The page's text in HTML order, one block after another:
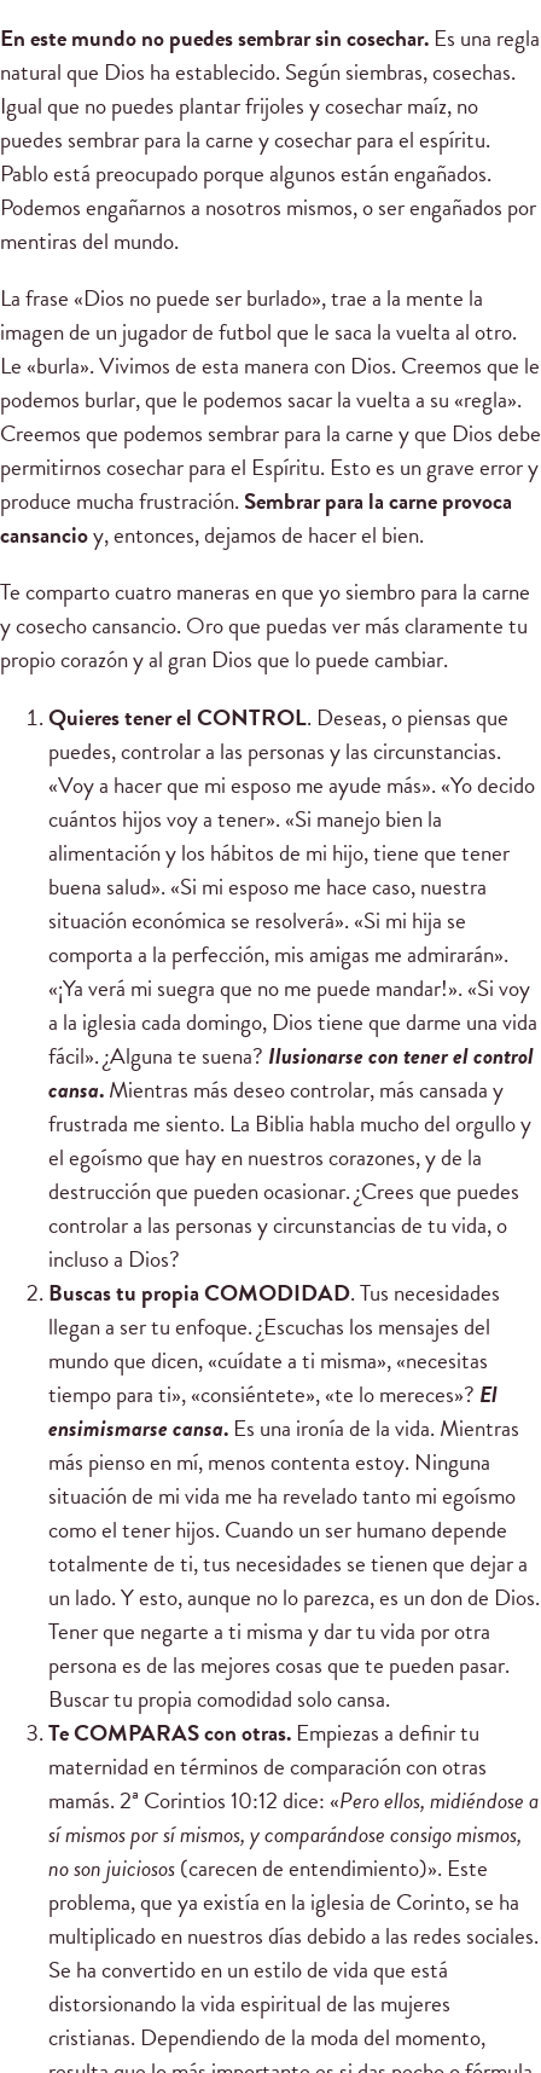
En este mundo no puedes sembrar sin cosechar. Es una regla
natural que Dios ha establecido. Según siembras, cosechas.
Igual que no puedes plantar frijoles y cosechar maíz, no
puedes sembrar para la carne y cosechar para el espíritu.
Pablo está preocupado porque algunos están engañados.
Podemos engañarnos a nosotros mismos, o ser engañados por
mentiras del mundo.
La frase «Dios no puede ser burlado», trae a la mente la
imagen de un jugador de futbol que le saca la vuelta al otro.
Le «burla». Vivimos de esta manera con Dios. Creemos que le
podemos burlar, que le podemos sacar la vuelta a su «regla».
Creemos que podemos sembrar para la carne y que Dios debe
permitirnos cosechar para el Espíritu. Esto es un grave error y
produce mucha frustración. Sembrar para la carne provoca
cansancioy, entonces, dejamos de hacer el bien.
Te comparto cuatro maneras en que yo siembro para la carne
y cosecho cansancio. Oro que puedas ver más claramente tu
propio corazón y al gran Dios que lo puede cambiar.
Quieres tener el CONTROL. Deseas, o piensas que
puedes, controlar a las personas y las circunstancias.
«Voy a hacer que mi esposo me ayude más». «Yo decido
cuántos hijos voy a tener». «Si manejo bien la
alimentación y los hábitos de mi hijo, tiene que tener
buena salud». «Si mi esposo me hace caso, nuestra
situación económica se resolverá». «Si mi hija se
comporta a la perfección, mis amigas me admirarán».
«¡Ya verá mi suegra que no me puede mandar!». «Si voy
a la iglesia cada domingo, Dios tiene que darme una vida
fácil». ¿Alguna te suena? Ilusionarse con tener el control
cansa.Mientras más deseo controlar, más cansada y
frustrada me siento. La Biblia habla mucho del orgullo y
el egoísmo que hay en nuestros corazones, y de la
destrucción que pueden ocasionar. ¿Crees que puedes
controlar a las personas y circunstancias de tu vida, o
incluso a Dios?
Buscas tu propia COMODIDAD. Tus necesidades
llegan a ser tu enfoque. ¿Escuchas los mensajes del
mundo que dicen, «cuídate a ti misma», «necesitas
tiempo para ti», «consiéntete», «te lo mereces»? El
ensimismarse cansa. Es una ironía de la vida. Mientras
más pienso en mí, menos contenta estoy. Ninguna
situación de mi vida me ha revelado tanto mi egoísmo
como el tener hijos. Cuando un ser humano depende
totalmente de ti, tus necesidades se tienen que dejar a
un lado. Y esto, aunque no lo parezca, es un don de Dios.
Tener que negarte a ti misma y dar tu vida por otra
persona es de las mejores cosas que te pueden pasar.
Buscar tu propia comodidad solo cansa.
Te COMPARAS con otras. Empiezas a definir tu
maternidad en términos de comparación con otras
mamás. 2ª Corintios 10:12 dice: «Pero ellos, midiéndose a
sí mismos por sí mismos, y comparándose consigo mismos,
no son juiciosos(carecen de entendimiento)». Este
problema, que ya existía en la iglesia de Corinto, se ha
multiplicado en nuestros días debido a las redes sociales.
Se ha convertido en un estilo de vida que está
distorsionando la vida espiritual de las mujeres
cristianas. Dependiendo de la moda del momento,